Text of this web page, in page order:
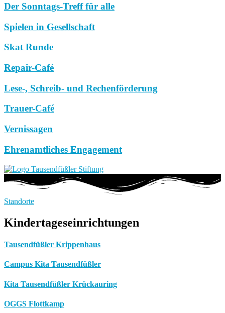
Der Sonntags-Treff für alle
Spielen in Gesellschaft
Skat Runde
Repair-Café
Lese-, Schreib- und Rechenförderung
Trauer-Café
Vernissagen
Ehrenamtliches Engagement
Standorte
Kindertageseinrichtungen
Tausendfüßler Krippenhaus
Campus Kita Tausendfüßler
Kita Tausendfüßler Krückauring
OGGS Flottkamp